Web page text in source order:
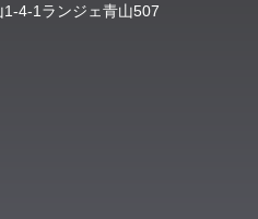
4-1ランジェ青山507